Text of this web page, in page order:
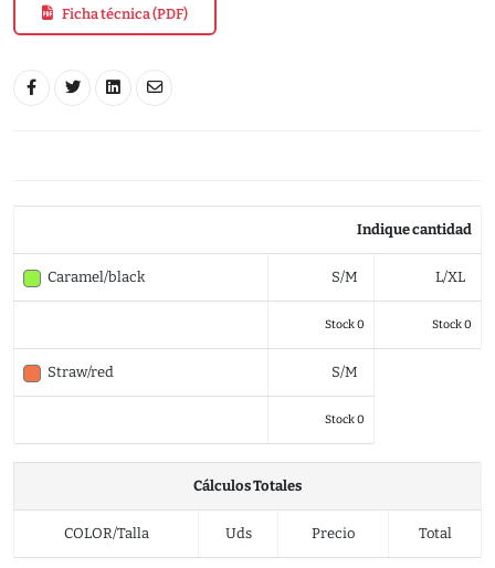
Ficha técnica (PDF)
Indique cantidad
Caramel/black S/M L/XL
Stock 0 Stock 0
Straw/red S/M
Stock 0
Cálculos Totales
COLOR/Talla Uds Precio Total